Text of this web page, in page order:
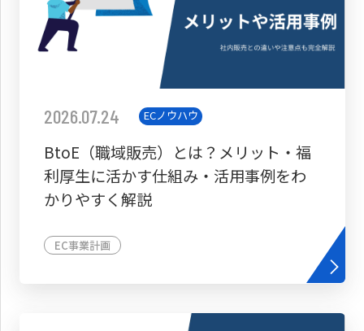
2026.07.24 ECノウハウ
BtoE（職域販売）とは？メリット・福
利厚生に活かす仕組み・活用事例をわ
かりやすく解説
EC事業計画